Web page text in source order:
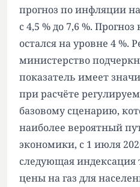
прогноз по инфляции
с 4,5 % до 7,6 %.
остался на уровне 4 %.
министерство
показатель имеет
при расчёте
базовому сценарию,
наиболее вероятный
экономики, с 1 июля
следующая индексация
цены на газ для